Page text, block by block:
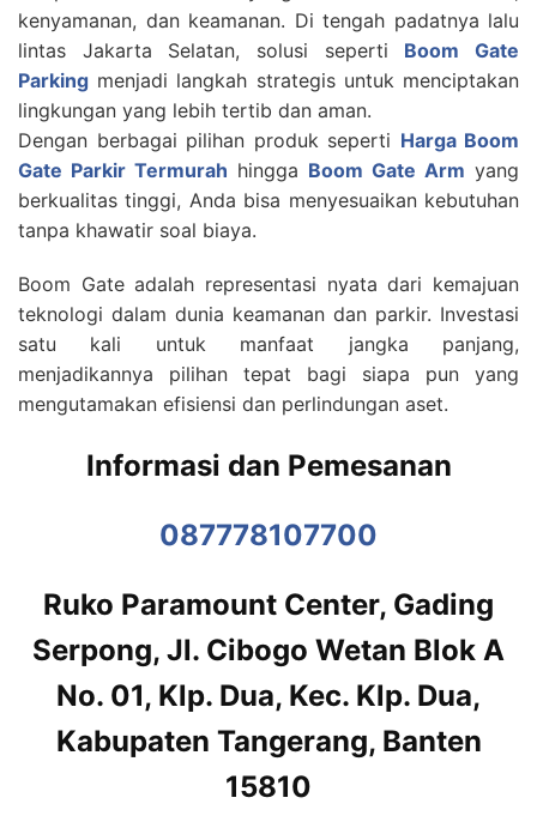
kenyamanan, dan keamanan. Di tengah padatnya lalu
lintas Jakarta Selatan, solusi seperti Boom Gate
Parking menjadi langkah strategis untuk menciptakan
lingkungan yang lebih tertib dan aman.
Dengan berbagai pilihan produk seperti Harga Boom
Gate Parkir Termurah hingga Boom Gate Arm yang
berkualitas tinggi, Anda bisa menyesuaikan kebutuhan
tanpa khawatir soal biaya.
Boom Gate adalah representasi nyata dari kemajuan
teknologi dalam dunia keamanan dan parkir. Investasi
satu kali untuk manfaat jangka panjang,
menjadikannya pilihan tepat bagi siapa pun yang
mengutamakan efisiensi dan perlindungan aset.
Informasi dan Pemesanan
087778107700
Ruko Paramount Center, Gading
Serpong, Jl. Cibogo Wetan Blok A
No. 01, Klp. Dua, Kec. Klp. Dua,
Kabupaten Tangerang, Banten
15810